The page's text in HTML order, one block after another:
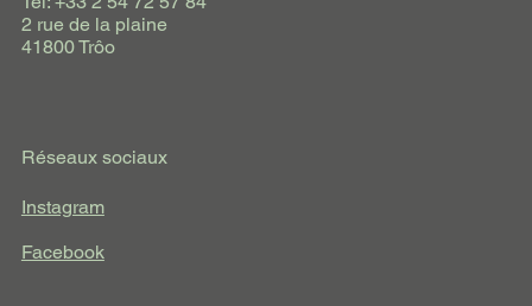
2 rue de la plaine
41800 Trôo
Réseaux sociaux
Instagram
Facebook